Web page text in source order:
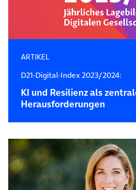
ARTIKEL
D21-Digital-Index 2023/2024:
KI und Resilienz als
Herausforderungen